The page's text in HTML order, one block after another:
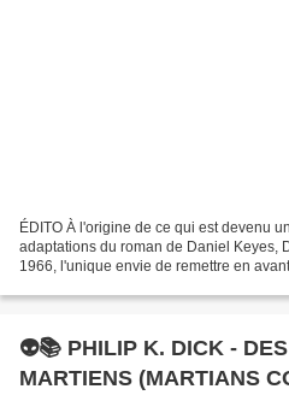
ÉDITO À l'origine de ce qui est devenu
adaptations du roman de Daniel Keyes,
1966, l'unique envie de remettre en
👽📚 PHILIP K. DICK -
MARTIENS (MARTIANS